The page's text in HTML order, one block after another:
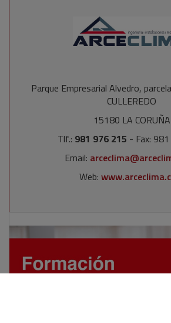
Parque Empresarial Alvedro,
CULLEREDO
15180 LA CORUÑA
Tlf.: 981 976 215 - Fax:
Email:
Web: